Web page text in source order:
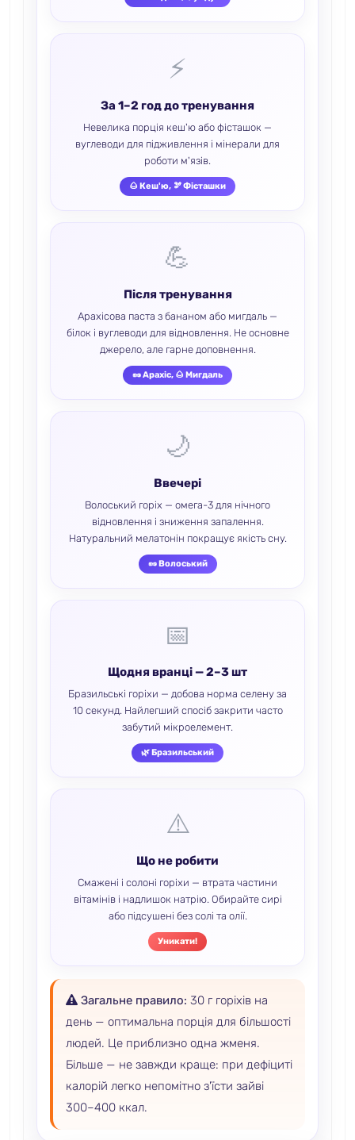
⚡
За 1–2 год до тренування
Невелика порція кеш'ю або фісташок —
вуглеводи для підживлення і мінерали для
роботи м'язів.
🌰 Кеш'ю, 🫘 Фісташки
💪
Після тренування
Арахісова паста з бананом або мигдаль —
білок і вуглеводи для відновлення. Не основне
джерело, але гарне доповнення.
🥜 Арахіс, 🌰 Мигдаль
🌙
Ввечері
Волоський горіх — омега-3 для нічного
відновлення і зниження запалення.
Натуральний мелатонін покращує якість сну.
🥜 Волоський
📅
Щодня вранці — 2–3 шт
Бразильські горіхи — добова норма селену за
10 секунд. Найлегший спосіб закрити часто
забутий мікроелемент.
🌿 Бразильський
⚠️
Що не робити
Смажені і солоні горіхи — втрата частини
вітамінів і надлишок натрію. Обирайте сирі
або підсушені без солі та олії.
Уникати!
Загальне правило: 30 г горіхів на
день — оптимальна порція для більшості
людей. Це приблизно одна жменя.
Більше — не завжди краще: при дефіциті
калорій легко непомітно з'їсти зайві
300–400 ккал.